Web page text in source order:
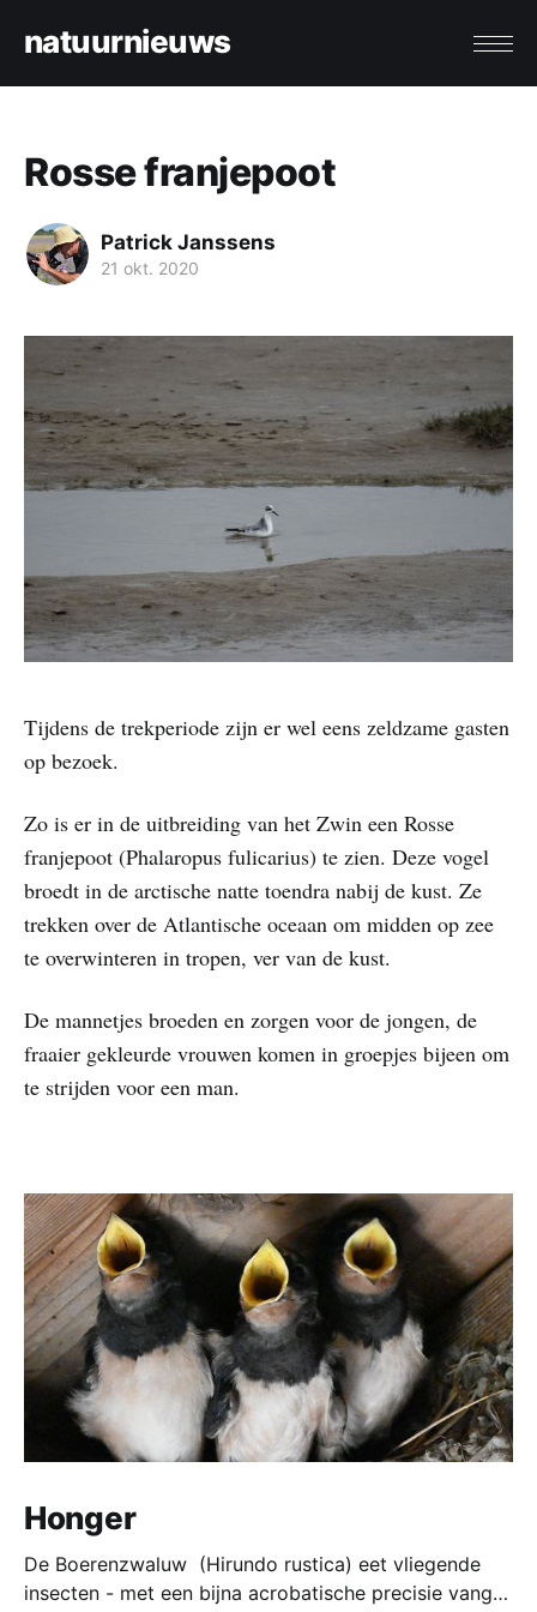
natuurnieuws
Rosse franjepoot
Patrick Janssens
21 okt. 2020
Tijdens de trekperiode zijn er wel eens zeldzame gasten
op bezoek.
Zo is er in de uitbreiding van het Zwin een Rosse
franjepoot (Phalaropus fulicarius) te zien. Deze vogel
broedt in de arctische natte toendra nabij de kust. Ze
trekken over de Atlantische oceaan om midden op zee
te overwinteren in tropen, ver van de kust.
De mannetjes broeden en zorgen voor de jongen, de
fraaier gekleurde vrouwen komen in groepjes bijeen om
te strijden voor een man.
Honger
De Boerenzwaluw (Hirundo rustica) eet vliegende
insecten - met een bijna acrobatische precisie vangt